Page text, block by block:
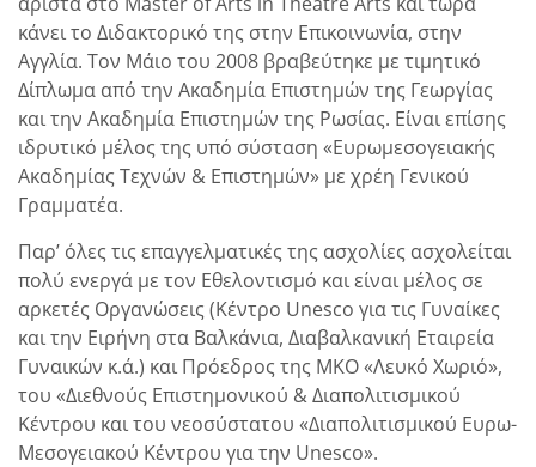
κάνει το Διδακτορικό της στην Επικοινωνία, στην
Αγγλία. Τον Μάιο του 2008 βραβεύτηκε με τιμητικό
Δίπλωμα από την Ακαδημία Επιστημών της Γεωργίας
και την Ακαδημία Επιστημών της Ρωσίας. Είναι επίσης
ιδρυτικό μέλος της υπό σύσταση «Ευρωμεσογειακής
Ακαδημίας Τεχνών & Επιστημών» με χρέη Γενικού
Γραμματέα.
Παρ’ όλες τις επαγγελματικές της ασχολίες ασχολείται
πολύ ενεργά με τον Εθελοντισμό και είναι μέλος σε
αρκετές Οργανώσεις (Κέντρο Unesco για τις Γυναίκες
και την Ειρήνη στα Βαλκάνια, Διαβαλκανική Εταιρεία
Γυναικών κ.ά.) και Πρόεδρος της ΜΚΟ «Λευκό Χωριό»,
του «Διεθνούς Επιστημονικού & Διαπολιτισμικού
Κέντρου και του νεοσύστατου «Διαπολιτισμικού Ευρω-
Μεσογειακού Κέντρου για την Unesco».